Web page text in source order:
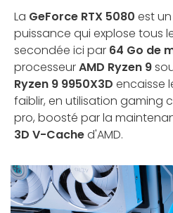
La GeForce RTX 5080 est
puissance qui explose tous
secondée ici par 64 Go de
processeurAMD Ryzen 9
Ryzen 9 9950X3D encaisse
faiblir, en utilisation gaming
pro, boosté par la
3D V-Cached'AMD.